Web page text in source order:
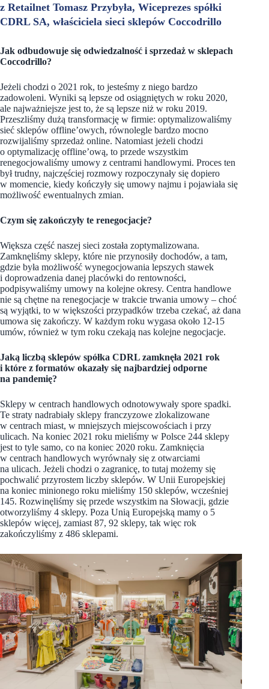
z Retailnet Tomasz Przybyła, Wiceprezes spółki
CDRL SA, właściciela sieci sklepów Coccodrillo
Jak odbudowuje się odwiedzalność i sprzedaż w sklepach
Coccodrillo?
Jeżeli chodzi o 2021 rok, to jesteśmy z niego bardzo
zadowoleni. Wyniki są lepsze od osiągniętych w roku 2020,
ale najważniejsze jest to, że są lepsze niż w roku 2019.
Przeszliśmy dużą transformację w firmie: optymalizowaliśmy
sieć sklepów offline’owych, równolegle bardzo mocno
rozwijaliśmy sprzedaż online. Natomiast jeżeli chodzi
o optymalizację offline’ową, to przede wszystkim
renegocjowaliśmy umowy z centrami handlowymi. Proces ten
był trudny, najczęściej rozmowy rozpoczynały się dopiero
w momencie, kiedy kończyły się umowy najmu i pojawiała się
możliwość ewentualnych zmian.
Czym się zakończyły te renegocjacje?
Większa część naszej sieci została zoptymalizowana.
Zamknęliśmy sklepy, które nie przynosiły dochodów, a tam,
gdzie była możliwość wynegocjowania lepszych stawek
i doprowadzenia danej placówki do rentowności,
podpisywaliśmy umowy na kolejne okresy. Centra handlowe
nie są chętne na renegocjacje w trakcie trwania umowy – choć
są wyjątki, to w większości przypadków trzeba czekać, aż dana
umowa się zakończy. W każdym roku wygasa około 12-15
umów, również w tym roku czekają nas kolejne negocjacje.
Jaką liczbą sklepów spółka CDRL zamknęła 2021 rok
i które z formatów okazały się najbardziej odporne
na pandemię?
Sklepy w centrach handlowych odnotowywały spore spadki.
Te straty nadrabiały sklepy franczyzowe zlokalizowane
w centrach miast, w mniejszych miejscowościach i przy
ulicach. Na koniec 2021 roku mieliśmy w Polsce 244 sklepy
jest to tyle samo, co na koniec 2020 roku. Zamknięcia
w centrach handlowych wyrównały się z otwarciami
na ulicach. Jeżeli chodzi o zagranicę, to tutaj możemy się
pochwalić przyrostem liczby sklepów. W Unii Europejskiej
na koniec minionego roku mieliśmy 150 sklepów, wcześniej
145. Rozwinęliśmy się przede wszystkim na Słowacji, gdzie
otworzyliśmy 4 sklepy. Poza Unią Europejską mamy o 5
sklepów więcej, zamiast 87, 92 sklepy, tak więc rok
zakończyliśmy z 486 sklepami.